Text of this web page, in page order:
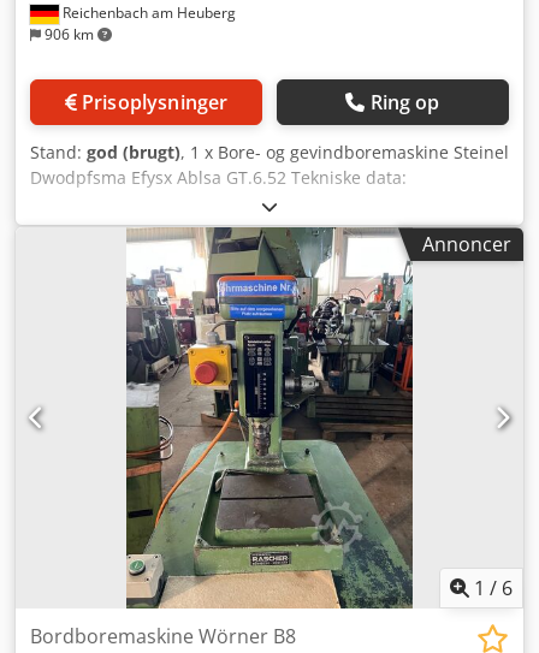
Reichenbach am Heuberg
906 km
Prisoplysninger Ring op
Stand: god (brugt), 1 x Bore- og gevindboremaskine Steinel
Dwodpfsma Efysx Ablsa GT.6.52 Tekniske data:
Omdrejningstal: 500/630/1000/1250 o/min Kapacitet i stål:
M6 Maks. spændediameter for spændepatron: 10 mm
Maskinen kan besigtiges under strøm.
Annoncer
1 / 6
Bordboremaskine Wörner B8